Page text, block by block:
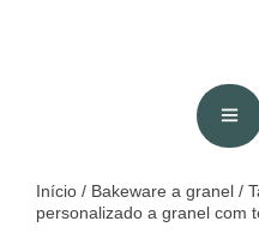
Início / Bakeware a granel /
personalizado a granel com